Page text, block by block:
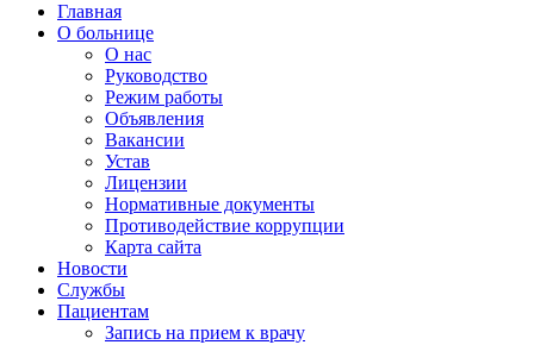
Главная
О больнице
О нас
Руководство
Режим работы
Объявления
Вакансии
Устав
Лицензии
Нормативные документы
Противодействие коррупции
Карта сайта
Новости
Службы
Пациентам
Запись на прием к врачу